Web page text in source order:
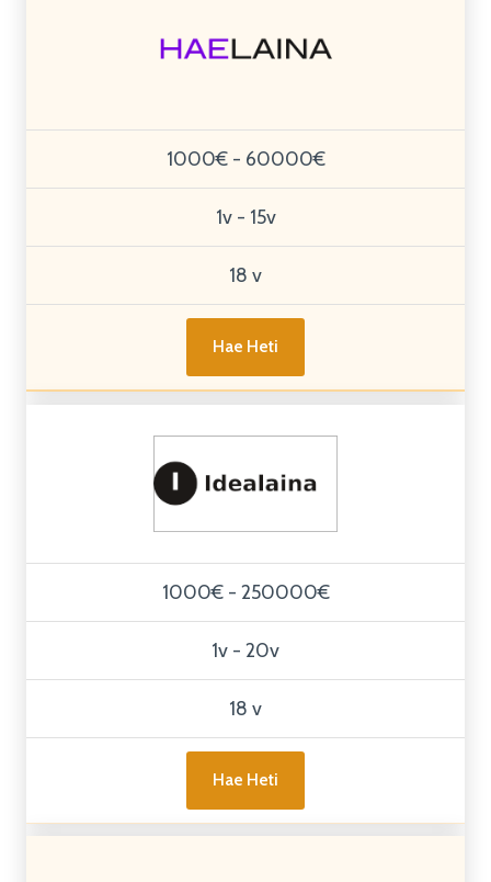
1000€ - 60000€
1v - 15v
18 v
Hae Heti
1000€ - 250000€
1v - 20v
18 v
Hae Heti